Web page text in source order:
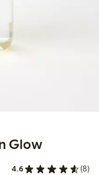
Glow
4.6 (8)